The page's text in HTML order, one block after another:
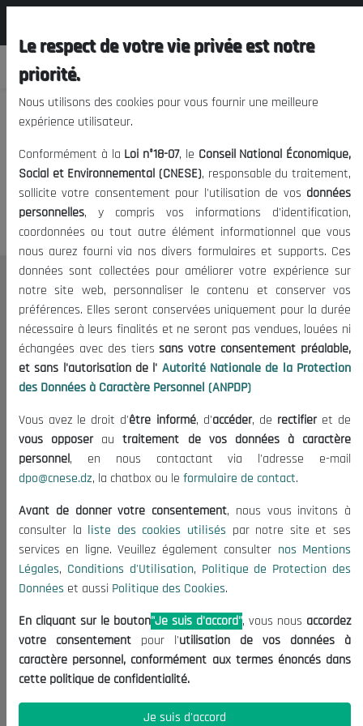
Nous vous prions de nous
excuser, mais l'accès à ce
contenu est restreint.
Le CNESE
A Propos
Le président
Organisation
Publications
Informations utiles
Appels d'offres et Consultations
Mentions Légales
Conditions d'Utilisation
Politique de Protection des Données
Politique des Cookies
Nous Contacter
(+213) 021 98 01 00|01|02
contact@cnese.dz
Suggestions ou Initiatives ?
Newsletter
dernières nouvelles.
Le respect de votre vie privée est notre
priorité.
Nous utilisons des cookies pour vous fournir une meilleure
expérience utilisateur.
Conformément à la Loi n°18-07, le Conseil National Économique,
Social et Environnemental (CNESE), responsable du traitement,
sollicite votre consentement pour l'utilisation de vos données
personnelles, y compris vos informations d'identification,
coordonnées ou tout autre élément informationnel que vous
nous aurez fourni via nos divers formulaires et supports. Ces
données sont collectées pour améliorer votre expérience sur
notre site web, personnaliser le contenu et conserver vos
préférences. Elles seront conservées uniquement pour la durée
nécessaire à leurs finalités et ne seront pas vendues, louées ni
échangées avec des tierssans votre consentement préalable,
et sans l'autorisation de l' Autorité Nationale de la Protection
des Données à Caractère Personnel (ANPDP)
Vous avez le droit d'être informé, d'accéder, de rectifieret de
vous opposerautraitement de vos données à caractère
personnel, en nous contactant via l'adresse e-mail
dpo@cnese.dz, la chatbox ou le formulaire de contact.
Avant de donner votre consentement, nous vous invitons à
consulter la liste des cookies utilisés par notre site et ses
services en ligne. Veuillez également consulter nos Mentions
Légales, Conditions d'Utilisation, Politique de Protection des
Données et aussi Politique des Cookies.
En cliquant sur le bouton"Je suis d'accord", vous nous accordez
votre consentement pour l'utilisation de vos données à
caractère personnel, conformément aux termes énoncés dans
cette politique de confidentialité.
Je suis d'accord